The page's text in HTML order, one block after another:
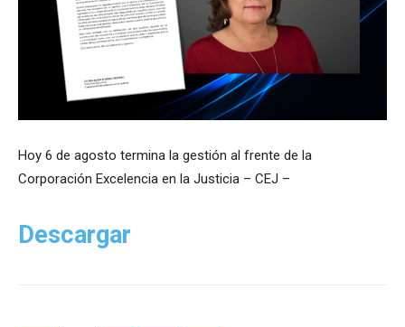
Hoy 6 de agosto termina la gestión al frente de la
Corporación Excelencia en la Justicia – CEJ –
Descargar